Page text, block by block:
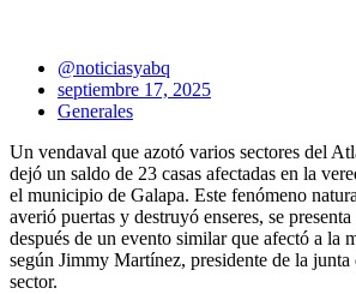
@noticiasyabq
septiembre 17, 2025
Generales
Un vendaval que azotó varios sectores del
dejó un saldo de 23 casas afectadas en la
el municipio de Galapa. Este fenómeno
averió puertas y destruyó enseres, se
después de un evento similar que afectó a la
según Jimmy Martínez, presidente de la
sector.